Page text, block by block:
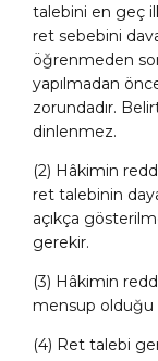
talebini en geç
ret sebebini
öğrenmeden
yapılmadan
zorundadır.
dinlenmez.
(2) Hâkimin
ret talebinin
açıkça
gerekir.
(3) Hâkimin
mensup olduğu
(4) Ret talebi